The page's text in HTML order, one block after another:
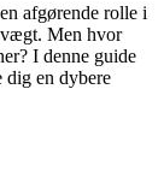
afgørende rolle i
Men hvor
I denne guide
en dybere